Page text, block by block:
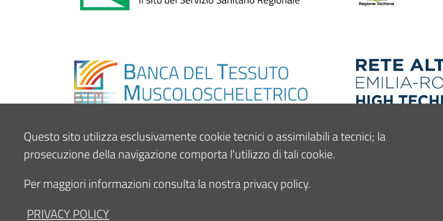
Questo sito utilizza esclusivamente cookie tecnici o assimilabili a tecnici; la
prosecuzione della navigazione comporta l'utilizzo di tali cookie.
Per maggiori informazioni consulta la nostra privacy policy.
PRIVACY POLICY